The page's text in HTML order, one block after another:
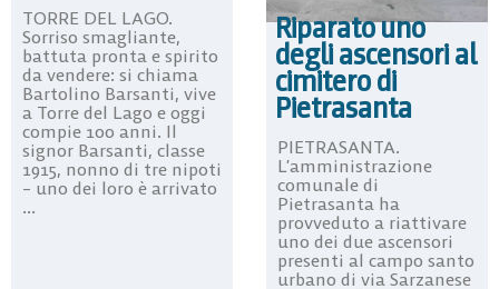
TORRE DEL LAGO.
Sorriso smagliante,
battuta pronta e spirito
da vendere: si chiama
Bartolino Barsanti, vive
a Torre del Lago e oggi
compie 100 anni. Il
signor Barsanti, classe
1915, nonno di tre nipoti
– uno dei loro è arrivato
...
Riparato uno
degli ascensori al
cimitero di
Pietrasanta
PIETRASANTA.
L’amministrazione
comunale di
Pietrasanta ha
provveduto a riattivare
uno dei due ascensori
presenti al campo santo
urbano di via Sarzanese